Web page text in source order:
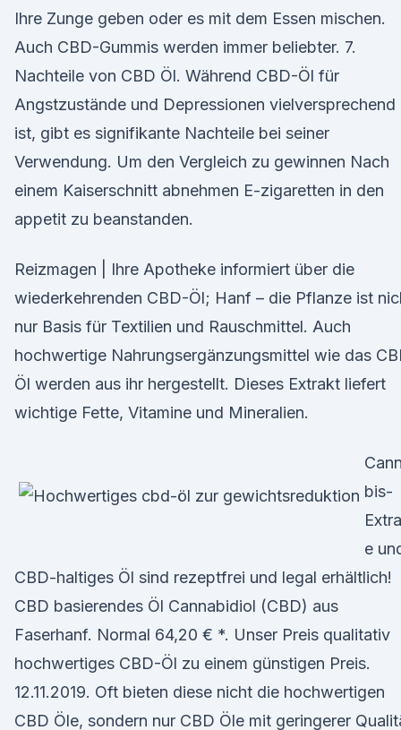
Ihre Zunge geben oder es mit dem Essen mischen.
Auch CBD-Gummis werden immer beliebter. 7.
Nachteile von CBD Öl. Während CBD-Öl für
Angstzustände und Depressionen vielversprechend
ist, gibt es signifikante Nachteile bei seiner
Verwendung. Um den Vergleich zu gewinnen Nach
einem Kaiserschnitt abnehmen E-zigaretten in den
appetit zu beanstanden.
Reizmagen | Ihre Apotheke informiert über die
wiederkehrenden CBD-Öl; Hanf – die Pflanze ist
nur Basis für Textilien und Rauschmittel. Auch
hochwertige Nahrungsergänzungsmittel wie das
Öl werden aus ihr hergestellt. Dieses Extrakt liefert
wichtige Fette, Vitamine und Mineralien.
bis-
e
CBD-haltiges Öl sind rezeptfrei und legal erhältlich!
CBD basierendes Öl Cannabidiol (CBD) aus
Faserhanf. Normal 64,20 € *. Unser Preis qualitativ
hochwertiges CBD-Öl zu einem günstigen Preis.
12.11.2019. Oft bieten diese nicht die hochwertigen
CBD Öle, sondern nur CBD Öle mit geringerer